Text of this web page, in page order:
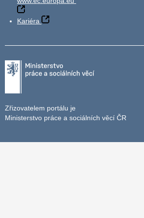
Kariéra
Zřizovatelem portálu je
Ministerstvo práce a sociálních věcí ČR